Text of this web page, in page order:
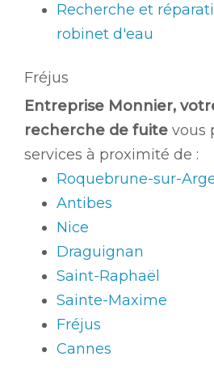
Recherche et
robinet d'eau
Fréjus
Entreprise Monnier,
recherche de fuite vous
services à proximité de :
Roquebrune-sur-
Antibes
Nice
Draguignan
Saint-Raphaël
Sainte-Maxime
Fréjus
Cannes